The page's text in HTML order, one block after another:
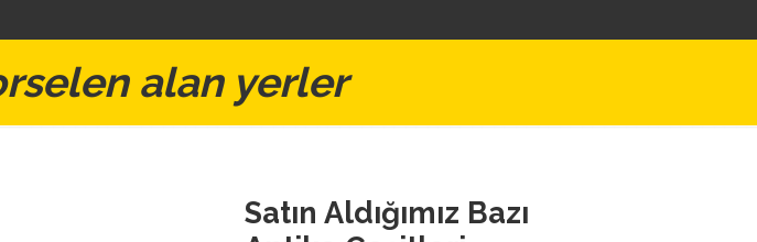
alan yerler
Satın Aldığımız Bazı